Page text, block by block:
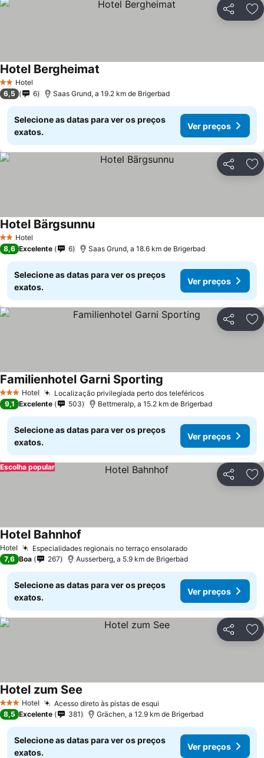
Partilhar
2 Estrelas
Hotel
Hotel Bergheimat
6,5 6 Saas Grund, a 19.2 km de Brigerbad
Selecione as datas para ver os preços
exatos.
Ver preços
Partilhar
2 Estrelas
Hotel
Hotel BärgsunnuVer preços
8,6 Excelente 6 Saas Grund, a 18.6 km de Brigerbad
Selecione as datas para ver os preços
exatos.
Ver preços
Partilhar
3 EstrelasHotel Localização privilegiada perto dos teleféricosVer preços
Familienhotel Garni Sporting
9,1 Excelente 503 Bettmeralp, a 15.2 km de Brigerbad
Selecione as datas para ver os preços
exatos.
Ver preços
Partilhar
Escolha popular
Hotel Especialidades regionais no terraço ensolaradoVer preços
Hotel Bahnhof
7,6 Boa 267 Ausserberg, a 5.9 km de Brigerbad
Selecione as datas para ver os preços
exatos.
Ver preços
Partilhar
3 EstrelasHotel Acesso direto às pistas de esqui
Hotel zum See
8,5 Excelente 381 Grächen, a 12.9 km de Brigerbad
Selecione as datas para ver os preços
exatos.
Ver preços